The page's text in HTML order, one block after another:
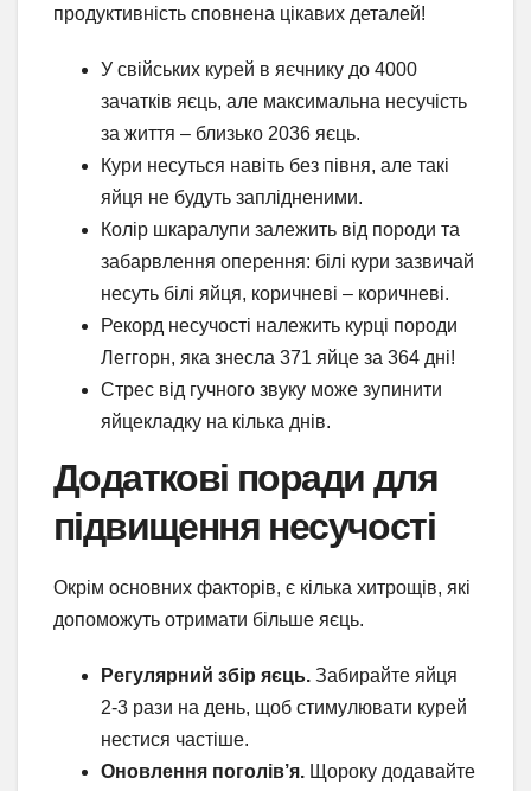
продуктивність сповнена цікавих деталей!
У свійських курей в яєчнику до 4000
зачатків яєць, але максимальна несучість
за життя – близько 2036 яєць.
Кури несуться навіть без півня, але такі
яйця не будуть заплідненими.
Колір шкаралупи залежить від породи та
забарвлення оперення: білі кури зазвичай
несуть білі яйця, коричневі – коричневі.
Рекорд несучості належить курці породи
Леггорн, яка знесла 371 яйце за 364 дні!
Стрес від гучного звуку може зупинити
яйцекладку на кілька днів.
Додаткові поради для
підвищення несучості
Окрім основних факторів, є кілька хитрощів, які
допоможуть отримати більше яєць.
Регулярний збір яєць. Забирайте яйця
2-3 рази на день, щоб стимулювати курей
нестися частіше.
Оновлення поголів’я. Щороку додавайте